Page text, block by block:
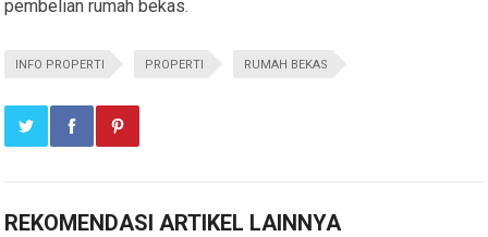
pembelian rumah bekas.
INFO PROPERTI PROPERTI RUMAH BEKAS
REKOMENDASI ARTIKEL LAINNYA